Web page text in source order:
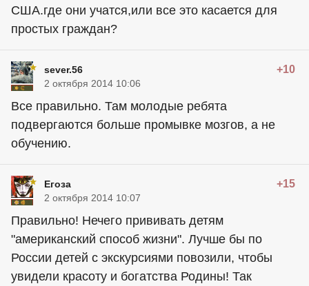
США.где они учатся,или все это касается для
простых граждан?
sever.56 +10
2 октября 2014 10:06
Все правильно. Там молодые ребята
подвергаются больше промывке мозгов, а не
обучению.
Егоза +15
2 октября 2014 10:07
Правильно! Нечего прививать детям
"американский способ жизни". Лучше бы по
России детей с экскурсиями повозили, чтобы
увидели красоту и богатства Родины! Так